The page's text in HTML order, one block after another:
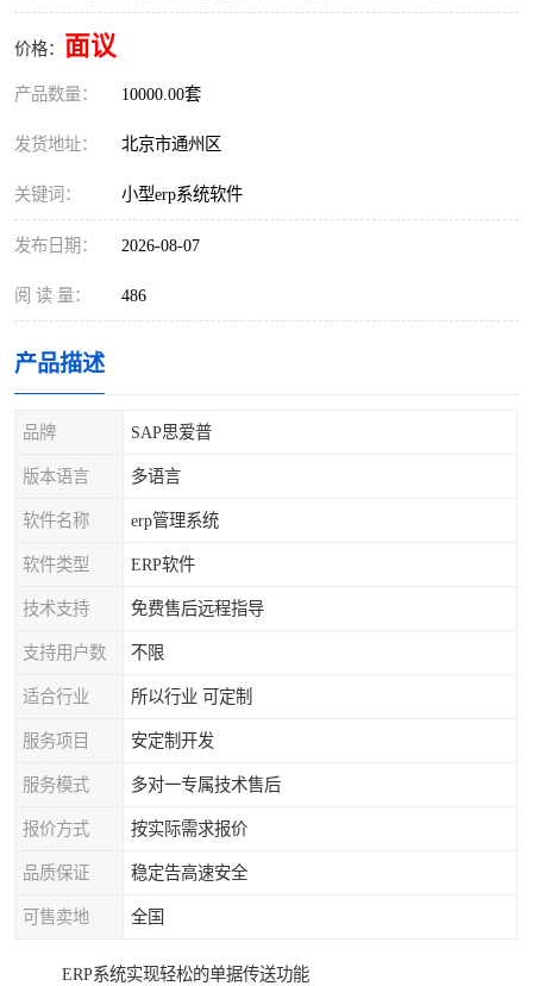
价格： 面议
产品数量： 10000.00套
发货地址： 北京市通州区
关键词： 小型erp系统软件
发布日期： 2026-08-07
阅 读 量： 486
产品描述
品牌 SAP思爱普
版本语言 多语言
软件名称 erp管理系统
软件类型 ERP软件
技术支持 免费售后远程指导
支持用户数 不限
适合行业 所以行业 可定制
服务项目 安定制开发
服务模式 多对一专属技术售后
报价方式 按实际需求报价
品质保证 稳定告高速安全
可售卖地 全国
ERP系统实现轻松的单据传送功能